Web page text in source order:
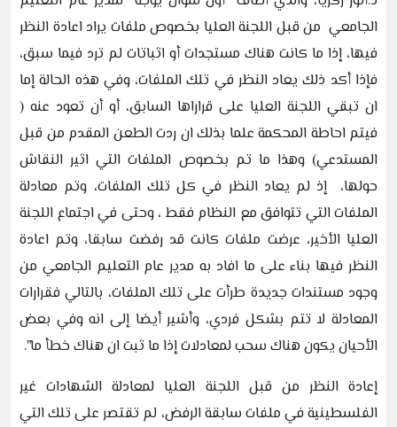
الجامعي من قبل اللجنة العليا بخصوص ملفات يراد اعادة النظر
فيها، إذا ما كانت هناك مستجدات أو اثباتات لم ترد فيما سبق،
فإذا أكد ذلك يعاد النظر في تلك الملفات، وفي هذه الحالة إما
ان تبقي اللجنة العليا على قراراها السابق، أو أن تعود عنه (
فيتم احاطة المحكمة علما بذلك ان ردت الطعن المقدم من قبل
المستدعي) وهذا ما تم بخصوص الملفات التي اثير النقاش
حولها، إذ لم يعاد النظر في كل تلك الملفات، وتم معادلة
الملفات التي تتوافق مع النظام فقط ، وحتى في اجتماع اللجنة
العليا الأخير، عرضت ملفات كانت قد رفضت سابقا، وتم اعادة
النظر فيها بناء على ما افاد به مدير عام التعليم الجامعي من
وجود مستندات جديدة طرأت على تلك الملفات، بالتالي فقرارات
المعادلة لا تتم بشكل فردي، وأشير أيضا إلى انه وفي بعض
الأحيان يكون هناك سحب لمعادلات إذا ما ثبت ان هناك خطأ ما".
إعادة النظر من قبل اللجنة العليا لمعادلة الشهادات غير
الفلسطينية في ملفات سابقة الرفض، لم تقتصر على تلك التي